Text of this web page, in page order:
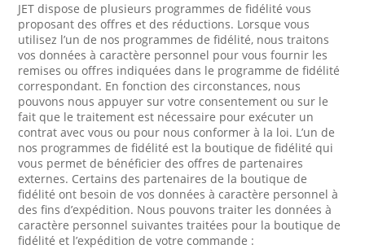
JET dispose de plusieurs programmes de fidélité vous
proposant des offres et des réductions. Lorsque vous
utilisez l’un de nos programmes de fidélité, nous traitons
vos données à caractère personnel pour vous fournir les
remises ou offres indiquées dans le programme de fidélité
correspondant. En fonction des circonstances, nous
pouvons nous appuyer sur votre consentement ou sur le
fait que le traitement est nécessaire pour exécuter un
contrat avec vous ou pour nous conformer à la loi. L’un de
nos programmes de fidélité est la boutique de fidélité qui
vous permet de bénéficier des offres de partenaires
externes. Certains des partenaires de la boutique de
fidélité ont besoin de vos données à caractère personnel à
des fins d’expédition. Nous pouvons traiter les données à
caractère personnel suivantes traitées pour la boutique de
fidélité et l’expédition de votre commande :